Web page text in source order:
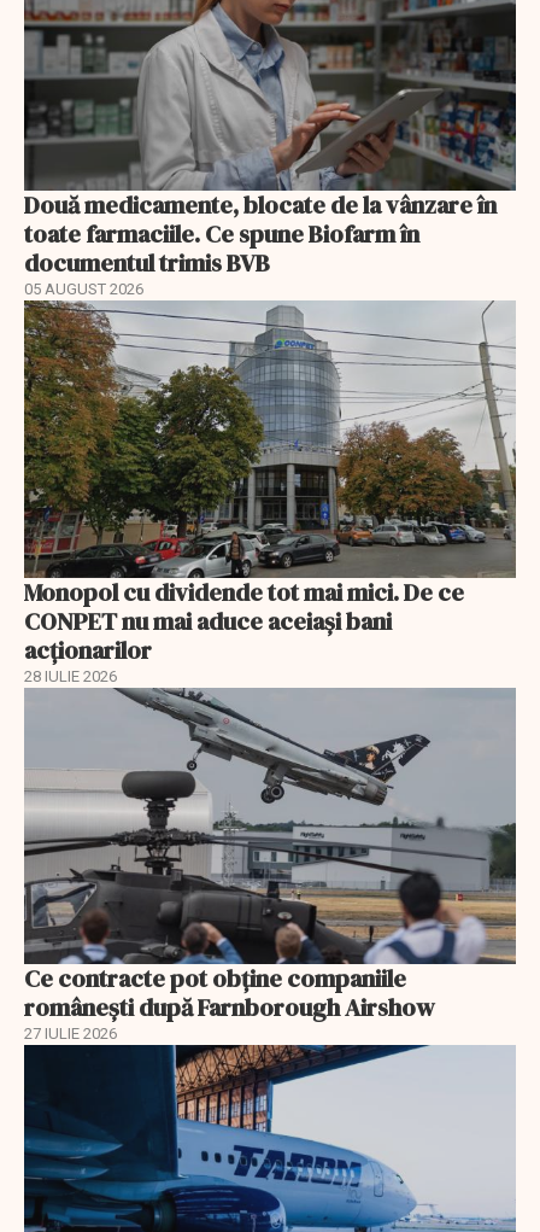
Două medicamente, blocate de la vânzare în
toate farmaciile. Ce spune Biofarm în
documentul trimis BVB
05 AUGUST 2026
Monopol cu dividende tot mai mici. De ce
CONPET nu mai aduce aceiași bani
acționarilor
28 IULIE 2026
Ce contracte pot obține companiile
românești după Farnborough Airshow
27 IULIE 2026